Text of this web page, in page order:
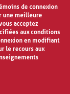
de connexion
une meilleure
acceptez
aux conditions
en modifiant
le recours aux